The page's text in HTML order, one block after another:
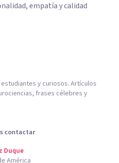
empatía y calidad
y curiosos. Artículos
frases célebres y
contactar
Duque
América